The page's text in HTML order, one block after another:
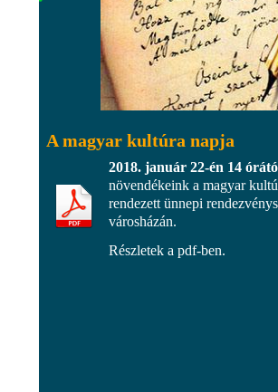
A magyar kultúra napja
2018. január 22-én 14
növendékeink a magyar
rendezett ünnepi
városházán.
Részletek a pdf-ben.